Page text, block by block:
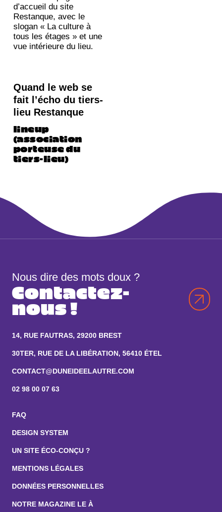
Quand le web se
fait l’écho du tiers-
lieu Restanque
lineup
(association
porteuse du
tiers-lieu)
Nous dire des mots doux ?
Contactez-
nous !
14, RUE FAUTRAS, 29200 BREST
30TER, RUE DE LA LIBÉRATION, 56410 ÉTEL
CONTACT@DUNEIDEELAUTRE.COM
02 98 00 07 63
FAQ
DESIGN SYSTEM
UN SITE ÉCO-CONÇU ?
MENTIONS LÉGALES
DONNÉES PERSONNELLES
NOTRE MAGAZINE LE À